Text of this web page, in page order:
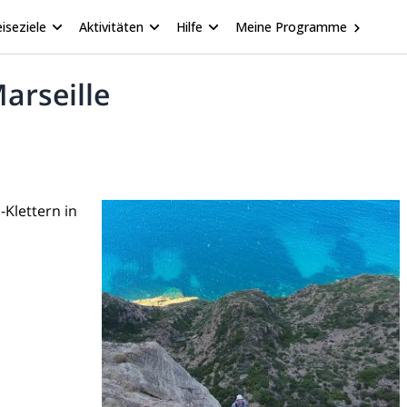
Aktivitäten Hilfe Meine Programme